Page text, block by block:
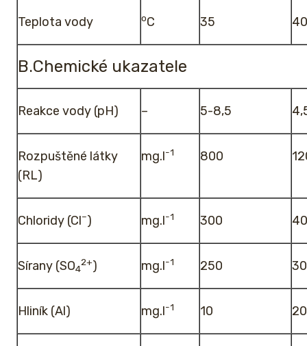
Teplota vody oC 35 40
B.Chemické ukazatele
Reakce vody (pH) – 5-8,5
Rozpuštěné látky
(RL)
mg.l-1 800
Chloridy (Cl–) mg.l-1 300
Sírany (SO4
2+) mg.l-1 250
Hliník (Al) mg.l-1 10 20